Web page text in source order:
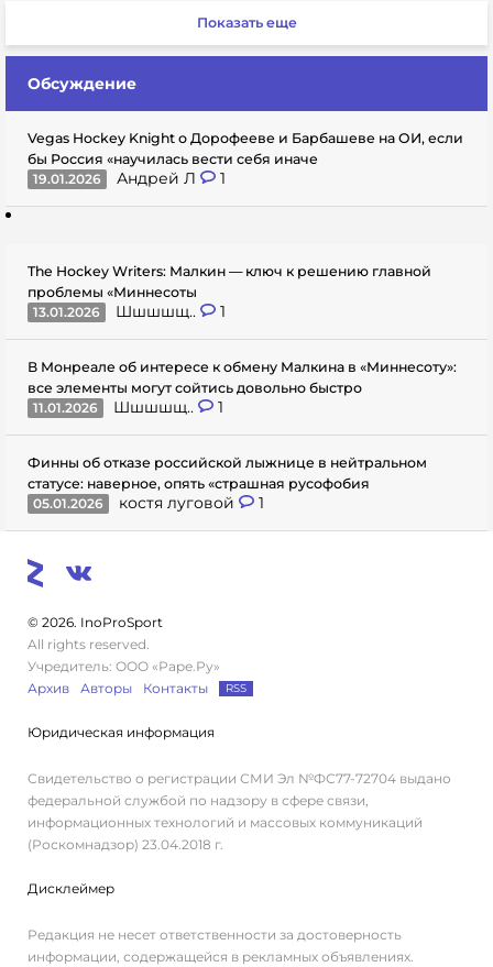
Показать еще
Обсуждение
Vegas Hockey Knight о Дорофееве и Барбашеве на ОИ, если
бы Россия «научилась вести себя иначе
19.01.2026
Андрей Л 1
The Hockey Writers: Малкин — ключ к решению главной
проблемы «Миннесоты
13.01.2026
Шшшшщ.. 1
В Монреале об интересе к обмену Малкина в «Миннесоту»:
все элементы могут сойтись довольно быстро
11.01.2026
Шшшшщ.. 1
Финны об отказе российской лыжнице в нейтральном
статусе: наверное, опять «страшная русофобия
05.01.2026
костя луговой 1
© 2026. InoProSport
All rights reserved.
Учредитель: ООО «Раре.Ру»
Архив
Авторы Контакты RSS
Юридическая информация
Свидетельство о регистрации СМИ Эл №ФС77-72704 выдано
федеральной службой по надзору в сфере связи,
информационных технологий и массовых коммуникаций
(Роскомнадзор) 23.04.2018 г.
Дисклеймер
Редакция не несет ответственности за достоверность
информации, содержащейся в рекламных объявлениях.